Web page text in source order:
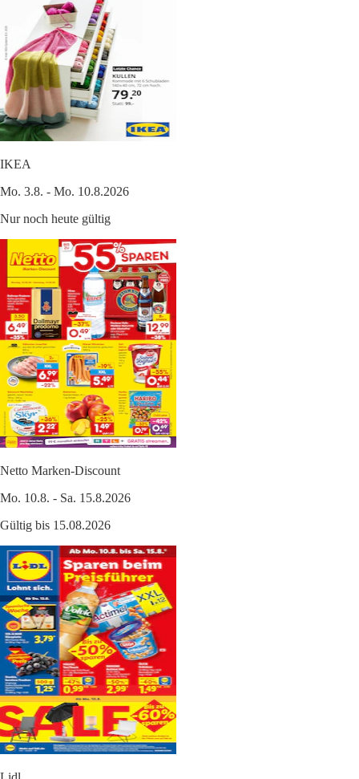
IKEA
Mo. 3.8. - Mo. 10.8.2026
Nur noch heute gültig
Netto Marken-Discount
Mo. 10.8. - Sa. 15.8.2026
Gültig bis 15.08.2026